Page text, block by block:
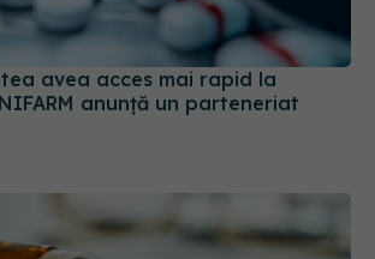
avea acces mai rapid la
anunță un parteneriat